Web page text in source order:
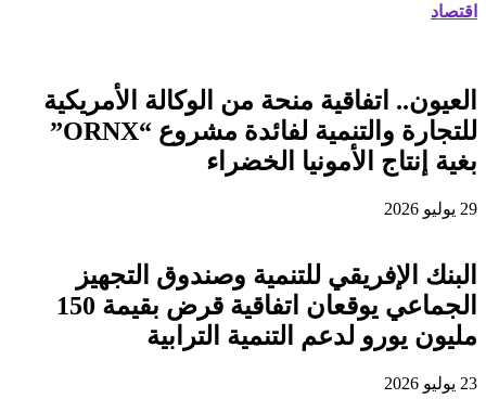
اقتصاد
العيون.. اتفاقية منحة من الوكالة الأمريكية
للتجارة والتنمية لفائدة مشروع “ORNX”
بغية إنتاج الأمونيا الخضراء
29 يوليو 2026
البنك الإفريقي للتنمية وصندوق التجهيز
الجماعي يوقعان اتفاقية قرض بقيمة 150
مليون يورو لدعم التنمية الترابية
23 يوليو 2026